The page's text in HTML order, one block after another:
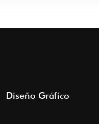
Diseño Gráfico